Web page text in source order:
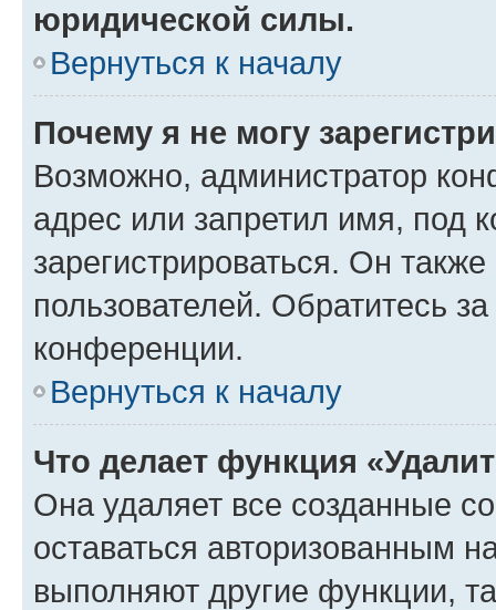
юридической силы.
Вернуться к началу
Почему я не могу
Возможно, администратор
адрес или запретил имя, под
зарегистрироваться. Он
пользователей. Обратитесь
конференции.
Вернуться к началу
Что делает функция
Она удаляет все созданные
оставаться авторизованным
выполняют другие функции,